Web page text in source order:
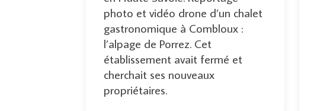
photo et vidéo drone d’un chalet
gastronomique à Combloux :
l’alpage de Porrez. Cet
établissement avait fermé et
cherchait ses nouveaux
propriétaires.